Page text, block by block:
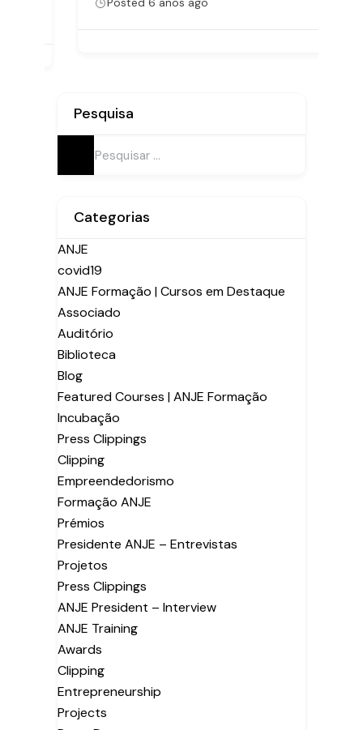
Pesquisa
Categorias
ANJE
covid19
ANJE Formação | Cursos em Destaque
Associado
Auditório
Biblioteca
Blog
Featured Courses | ANJE Formação
Incubação
Press Clippings
Clipping
Empreendedorismo
Formação ANJE
Prémios
Presidente ANJE – Entrevistas
Projetos
Press Clippings
ANJE President – Interview
ANJE Training
Awards
Clipping
Entrepreneurship
Projects